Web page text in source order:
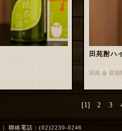
田苑酎ハ
田苑 金 長
[1] 2 3
| 聯絡電話：(02)2230-0246